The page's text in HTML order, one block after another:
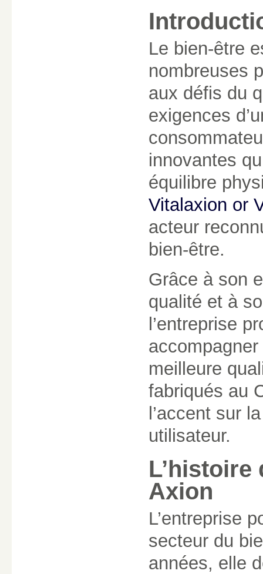
Le bien-être
nombreuses
aux défis du
exigences
innovantes
équilibre
Vitalaxion or
acteur
bien-être.
Grâce à son
qualité et à
l’entreprise
meilleure
fabriqués au
l’accent sur
utilisateur.
Axion
L’entreprise
secteur du
années, elle